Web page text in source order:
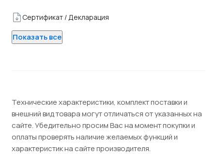
Сертификат / Декларация
Показать все
Технические характеристики, комплект поставки и
внешний вид товара могут отличаться от указанных на
сайте. Убедительно просим Вас на момент покупки и
оплаты проверять наличие желаемых функций и
характеристик на сайте производителя.